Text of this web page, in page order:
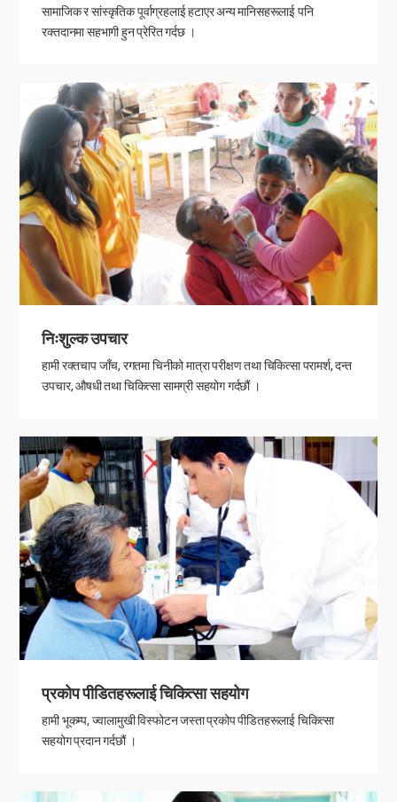
सामाजिक र सांस्कृतिक पूर्वाग्रहलाई हटाएर अन्य मानिसहरूलाई पनि
रक्तदानमा सहभागी हुन प्रेरित गर्दछ ।
निःशुल्क उपचार
हामी रक्तचाप जाँच, रगतमा चिनीको मात्रा परीक्षण तथा चिकित्सा परामर्श, दन्त
उपचार, औषधी तथा चिकित्सा सामग्री सहयोग गर्दछौं ।
प्रकोप पीडितहरूलाई चिकित्सा सहयोग
हामी भूकम्प, ज्वालामुखी विस्फोटन जस्ता प्रकोप पीडितहरूलाई चिकित्सा
सहयोग प्रदान गर्दछौं ।